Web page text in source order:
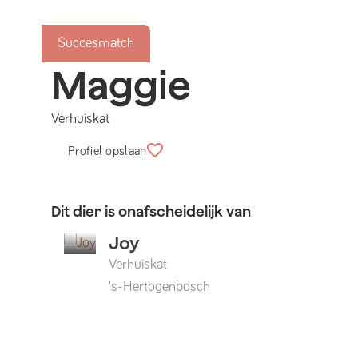
Succesmatch
Maggie
Verhuiskat
Profiel opslaan
Dit dier is onafscheidelijk van
Joy
Verhuiskat
's-Hertogenbosch